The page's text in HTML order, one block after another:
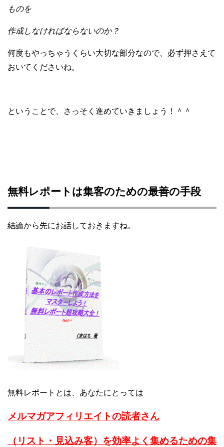
ものを
作成しなければならないのか？
何度もやっちゃうくらい大切な部分なので、 必ず押さえて
おいてくださいね。
ということで、さっそく進めていきましょう！＾＾
無料レポートは集客のための最善の手段
結論から先にお話しておきますね。
無料レポートとは、あなたにとっては
メルマガアフィリエイトの読者さん
（リスト・見込み客）を効率よく集めるための集